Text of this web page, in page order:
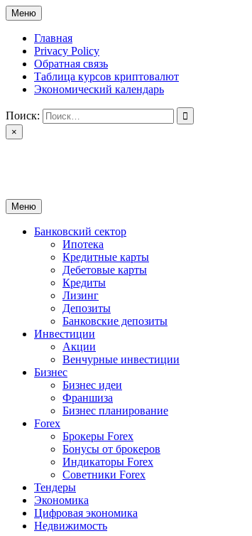
Перейти
к
содержимому
Меню
Главная
Privacy Policy
Обратная связь
Таблица курсов криптовалют
Экономический календарь
Поиск:
×
Меню
Банковский сектор
Ипотека
Кредитные карты
Дебетовые карты
Кредиты
Лизинг
Депозиты
Банковские депозиты
Инвестиции
Акции
Венчурные инвестиции
Бизнес
Бизнес идеи
Франшиза
Бизнес планирование
Forex
Брокеры Forex
Бонусы от брокеров
Индикаторы Forex
Советники Forex
Тендеры
Экономика
Цифровая экономика
Недвижимость